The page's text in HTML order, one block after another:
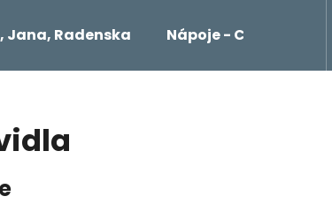
Jana, Radenska Nápoje - Cockta,